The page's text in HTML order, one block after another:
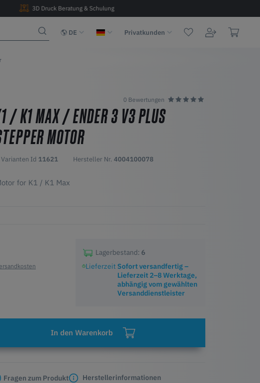
3D Druck Beratung & Schulung
DE Privatkunden
0 Bewertungen
/ K1 MAX / ENDER 3 V3 PLUS
MOTOR
Varianten Id 11621 Hersteller Nr. 4004100078
for K1 / K1 Max
Lagerbestand: 6
Lieferzeit Sofort versandfertig –
Lieferzeit 2–8 Werktage,
abhängig vom gewählten
Versanddienstleister
In den Warenkorb
Fragen zum Produkt Herstellerinformationen